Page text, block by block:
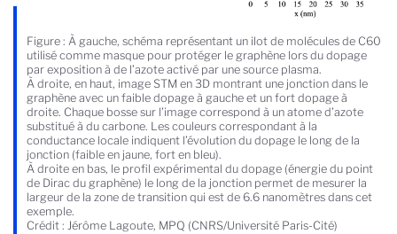
Figure : À gauche, schéma représentant un ilot de molécules de C60
utilisé comme masque pour protéger le graphène lors du dopage
par exposition à de l’azote activé par une source plasma.
À droite, en haut, image STM en 3D montrant une jonction dans le
graphène avec un faible dopage à gauche et un fort dopage à
droite. Chaque bosse sur l’image correspond à un atome d’azote
substitué à du carbone. Les couleurs correspondant à la
conductance locale indiquent l’évolution du dopage le long de la
jonction (faible en jaune, fort en bleu).
À droite en bas, le profil expérimental du dopage (énergie du point
de Dirac du graphène) le long de la jonction permet de mesurer la
largeur de la zone de transition qui est de 6.6 nanomètres dans cet
exemple.
Crédit : Jérôme Lagoute, MPQ (CNRS/Université Paris-Cité)